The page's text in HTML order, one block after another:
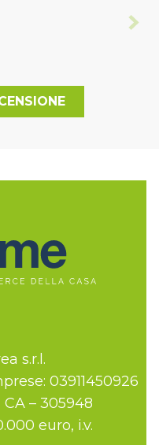
s.r.l.
03911450926
CA – 305948
euro, i.v.